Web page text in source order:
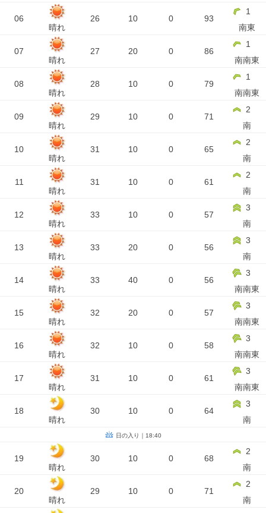
06
晴れ
26 10 0 93
1
南東
07
晴れ
27 20 0 86
1
南南東
08
晴れ
28 10 0 79
1
南南東
09
晴れ
29 10 0 71
2
南
10
晴れ
31 10 0 65
2
南
11
晴れ
31 10 0 61
2
南
12
晴れ
33 10 0 57
3
南
13
晴れ
33 20 0 56
3
南
14
晴れ
33 40 0 56
3
南南東
15
晴れ
32 20 0 57
3
南南東
16
晴れ
32 10 0 58
3
南南東
17
晴れ
31 10 0 61
3
南南東
18
晴れ
30 10 0 64
3
南
日の入り｜18:40
19
晴れ
30 10 0 68
2
南
20
晴れ
29 10 0 71
2
南